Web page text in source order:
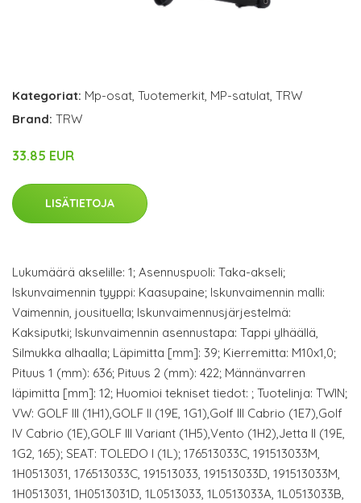
Kategoriat: Mp-osat Tuotemerkit MP-satulat TRW
Brand: TRW
33.85 EUR
LISÄTIETOJA
Lukumäärä akselille: 1; Asennuspuoli: Taka-akseli;
Iskunvaimennin tyyppi: Kaasupaine; Iskunvaimennin malli:
Vaimennin, jousituella; Iskunvaimennusjärjestelmä:
Kaksiputki; Iskunvaimennin asennustapa: Tappi ylhäällä,
Silmukka alhaalla; Läpimitta [mm]: 39; Kierremitta: M10x1,0;
Pituus 1 (mm): 636; Pituus 2 (mm): 422; Männänvarren
läpimitta [mm]: 12; Huomioi tekniset tiedot: ; Tuotelinja: TWIN;
VW: GOLF III (1H1),GOLF II (19E, 1G1),Golf III Cabrio (1E7),Golf
IV Cabrio (1E),GOLF III Variant (1H5),Vento (1H2),Jetta II (19E,
1G2, 165); SEAT: TOLEDO I (1L); 176513033C, 191513033M,
1H0513031, 176513033C, 191513033, 191513033D, 191513033M,
1H0513031, 1H0513031D, 1L0513033, 1L0513033A, 1L0513033B,